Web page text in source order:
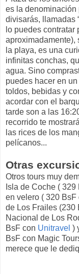
es la denominación
divisarás, llamadas
lo puedes contratar
aproximadamente),
la playa, es una
infinitas conchas,
agua. Sino
puedes hacer en
toldos, bebidas y
acordar con el
tarde son a las
recorrido te
las rices de los
pelícanos...
Otras
Otros tours muy
Isla de Coche ( 329
en velero ( 320
de Los Frailes (230
Nacional de Los
BsF con Unitravel )
BsF con Magic
merece que le